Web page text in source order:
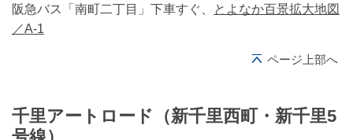
阪急バス「南町二丁目」下車すぐ、
とよなか百景拡大地図
／A-1
ページ上部へ
千里アートロード（新千里西町・新千里5